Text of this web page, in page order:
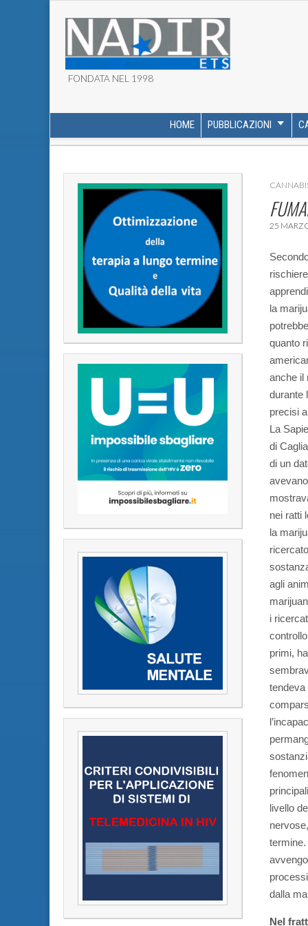
ASSOCIAZIONE
FONDATA NEL 1998
MAIN MENU
HOME PUBBLICAZIONI
SUB MENU
25
la
quanto
anche il
durante
precisi
La
di
di un
nei ratti
la
agli
i
primi,
tendeva
livello
termine.
dalla
Nel